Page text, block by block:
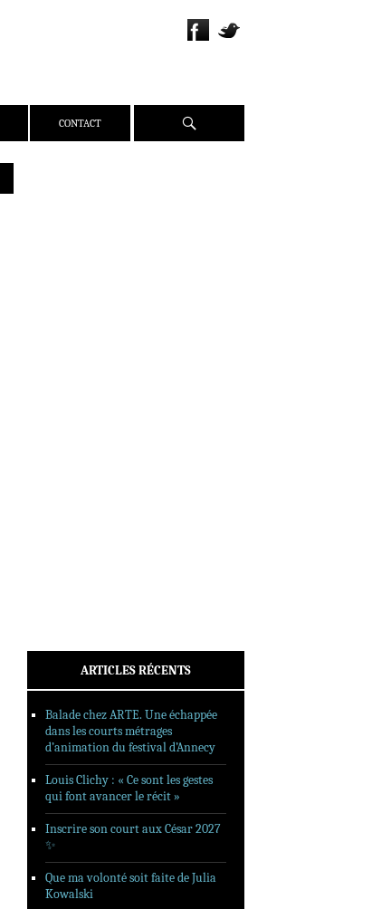
CONTACT Recherche
ARTICLES RÉCENTS
Balade chez ARTE. Une échappée
dans les courts métrages
d’animation du festival d’Annecy
Louis Clichy : « Ce sont les gestes
qui font avancer le récit »
Inscrire son court aux César 2027
✨
Que ma volonté soit faite de Julia
Kowalski